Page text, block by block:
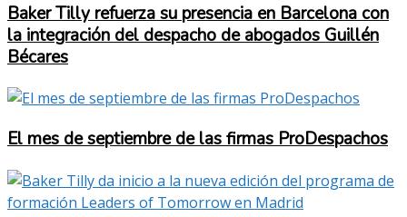
Baker Tilly refuerza su presencia en Barcelona con
la integración del despacho de abogados Guillén
Bécares
El mes de septiembre de las firmas ProDespachos